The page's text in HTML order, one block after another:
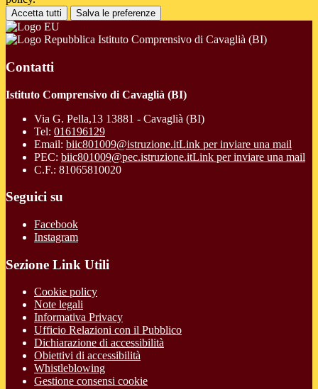
Accetta tutti Salva le preferenze
Istituto Comprensivo di Cavaglià (BI)
Contatti
Istituto Comprensivo di Cavaglià (BI)
Via G. Pella,13 13881 - Cavaglià (BI)
Tel: 016196129
Email: biic801009@istruzione.itLink per inviare una mail
PEC: biic801009@pec.istruzione.itLink per inviare una mail
C.F.: 81065810020
Seguici su
Facebook
Instagram
Sezione Link Utili
Cookie policy
Note legali
Informativa Privacy
Ufficio Relazioni con il Pubblico
Dichiarazione di accessibilità
Obiettivi di accessibilità
Whistleblowing
Gestione consensi cookie